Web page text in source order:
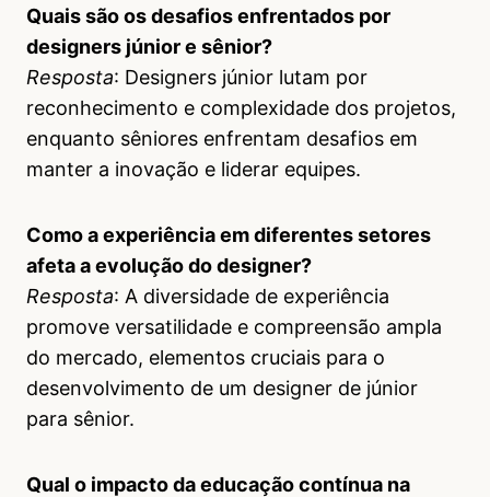
Quais são os desafios enfrentados por
designers júnior e sênior?
Resposta: Designers júnior lutam por
reconhecimento e complexidade dos projetos,
enquanto sêniores enfrentam desafios em
manter a inovação e liderar equipes.
Como a experiência em diferentes setores
afeta a evolução do designer?
Resposta: A diversidade de experiência
promove versatilidade e compreensão ampla
do mercado, elementos cruciais para o
desenvolvimento de um designer de júnior
para sênior.
Qual o impacto da educação contínua na